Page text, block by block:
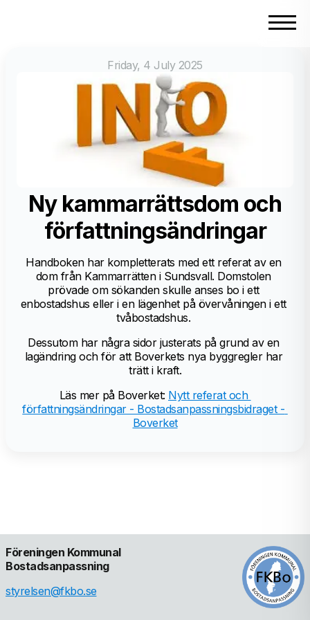
Friday, 4 July 2025
Ny kammarrättsdom och
författningsändringar
Handboken har kompletterats med ett referat av en
dom från Kammarrätten i Sundsvall. Domstolen
prövade om sökanden skulle anses bo i ett
enbostadshus eller i en lägenhet på övervåningen i ett
tvåbostadshus.
Dessutom har några sidor justerats på grund av en
lagändring och för att Boverkets nya byggregler har
trätt i kraft.
Läs mer på Boverket: Nytt referat och
författningsändringar - Bostadsanpassningsbidraget -
Boverket
Föreningen Kommunal
Bostadsanpassning
styrelsen@fkbo.se